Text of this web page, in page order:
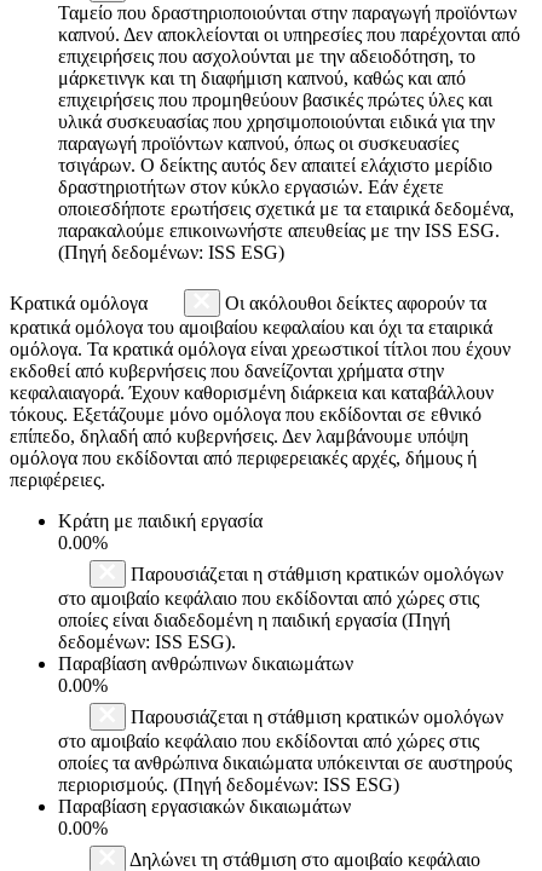
Ταμείο που δραστηριοποιούνται στην παραγωγή προϊόντων
καπνού. Δεν αποκλείονται οι υπηρεσίες που παρέχονται από
επιχειρήσεις που ασχολούνται με την αδειοδότηση, το
μάρκετινγκ και τη διαφήμιση καπνού, καθώς και από
επιχειρήσεις που προμηθεύουν βασικές πρώτες ύλες και
υλικά συσκευασίας που χρησιμοποιούνται ειδικά για την
παραγωγή προϊόντων καπνού, όπως οι συσκευασίες
τσιγάρων. Ο δείκτης αυτός δεν απαιτεί ελάχιστο μερίδιο
δραστηριοτήτων στον κύκλο εργασιών. Εάν έχετε
οποιεσδήποτε ερωτήσεις σχετικά με τα εταιρικά δεδομένα,
παρακαλούμε επικοινωνήστε απευθείας με την ISS ESG.
(Πηγή δεδομένων: ISS ESG)
Κρατικά ομόλογα
Οι ακόλουθοι δείκτες αφορούν τα
κρατικά ομόλογα του αμοιβαίου κεφαλαίου και όχι τα εταιρικά
ομόλογα. Τα κρατικά ομόλογα είναι χρεωστικοί τίτλοι που έχουν
εκδοθεί από κυβερνήσεις που δανείζονται χρήματα στην
κεφαλαιαγορά. Έχουν καθορισμένη διάρκεια και καταβάλλουν
τόκους. Εξετάζουμε μόνο ομόλογα που εκδίδονται σε εθνικό
επίπεδο, δηλαδή από κυβερνήσεις. Δεν λαμβάνουμε υπόψη
ομόλογα που εκδίδονται από περιφερειακές αρχές, δήμους ή
περιφέρειες.
Κράτη με παιδική εργασία
0.00%
Παρουσιάζεται η στάθμιση κρατικών ομολόγων
στο αμοιβαίο κεφάλαιο που εκδίδονται από χώρες στις
οποίες είναι διαδεδομένη η παιδική εργασία (Πηγή
δεδομένων: ISS ESG).
Παραβίαση ανθρώπινων δικαιωμάτων
0.00%
Παρουσιάζεται η στάθμιση κρατικών ομολόγων
στο αμοιβαίο κεφάλαιο που εκδίδονται από χώρες στις
οποίες τα ανθρώπινα δικαιώματα υπόκεινται σε αυστηρούς
περιορισμούς. (Πηγή δεδομένων: ISS ESG)
Παραβίαση εργασιακών δικαιωμάτων
0.00%
Δηλώνει τη στάθμιση στο αμοιβαίο κεφάλαιο